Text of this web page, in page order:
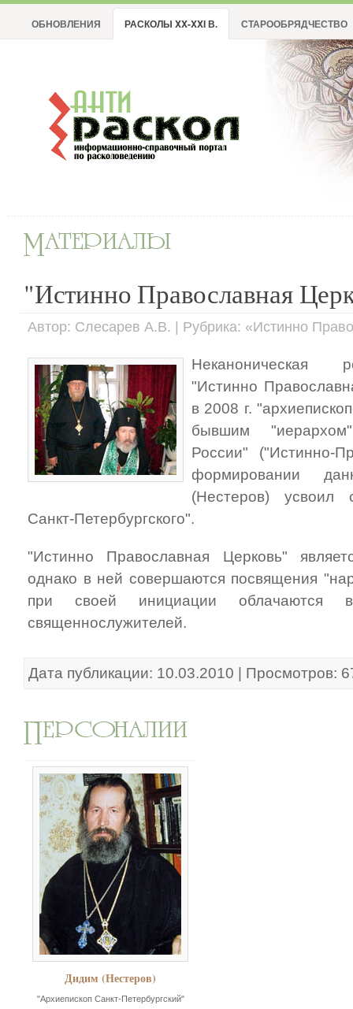
ОБНОВЛЕНИЯ РАСКОЛЫ XX-XXI В. СТАРООБРЯДЧЕСТВО
"Истинно Православная
Автор: Слесарев А.В. | Рубрика: «Истинно
Неканоническая
"Истинно
в 2008 г.
бывшим
России" ("Истинно-
формировании
(Нестеров) усвоил
Санкт-Петербургского".
"Истинно Православная Церковь"
однако в ней совершаются посвящения
при своей инициации облачаются
священнослужителей.
Дата публикации: 10.03.2010 | Просмотров:
Дидим (Нестеров)
"Архиепископ Санкт-Петербургский"